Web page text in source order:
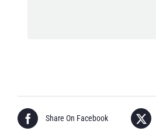
Share On Facebook